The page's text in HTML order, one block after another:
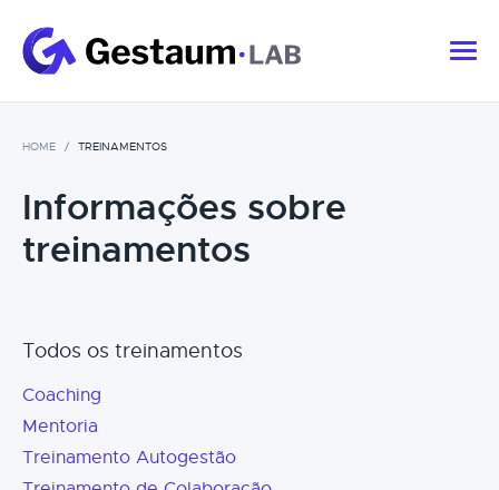
HOME TREINAMENTOS
Informações sobre
treinamentos
Todos os treinamentos
Coaching
Mentoria
Treinamento Autogestão